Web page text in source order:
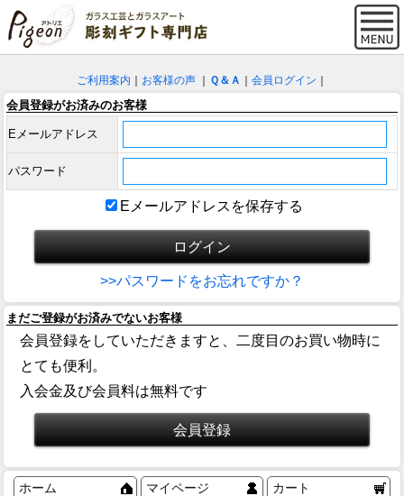
ご利用案内 お客様の声 Ｑ＆Ａ 会員ログイン
会員登録がお済みのお客様
Eメールアドレス
パスワード
Eメールアドレスを保存する
>>パスワードをお忘れですか？
まだご登録がお済みでないお客様
会員登録をしていただきますと、二度目のお買い物時に
とても便利。
入会金及び会員料は無料です
ホーム マイページ カート